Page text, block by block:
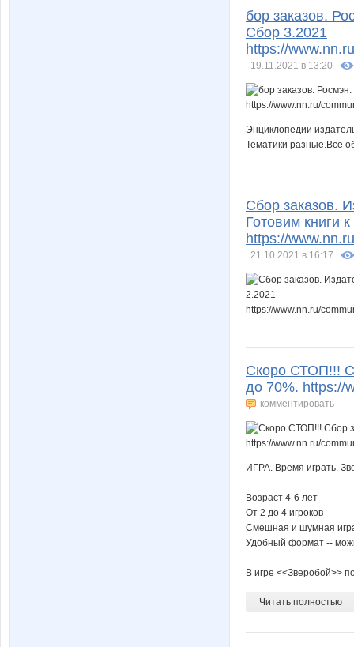
бор заказов.
Сбор 3.2021
https://
19.11.2021 в 13:20
Энциклопедии
Тематики разные.Все
Сбор заказов.
Готовим книги
https://
21.10.2021 в 16:17
Скоро СТОП!!!
до 70%. https://
комментировать
ИГРА. Время играть.
Возраст 4-6 лет
От 2 до 4 игроков
Смешная и шумная
Удобный формат --
В игре <<Зверобой>>
Читать полностью